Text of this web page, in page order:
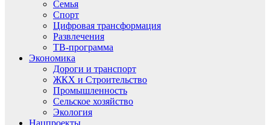
Семья
Спорт
Цифровая трансформация
Развлечения
ТВ-программа
Экономика
Дороги и транспорт
ЖКХ и Строительство
Промышленность
Сельское хозяйство
Экология
Нацпроекты